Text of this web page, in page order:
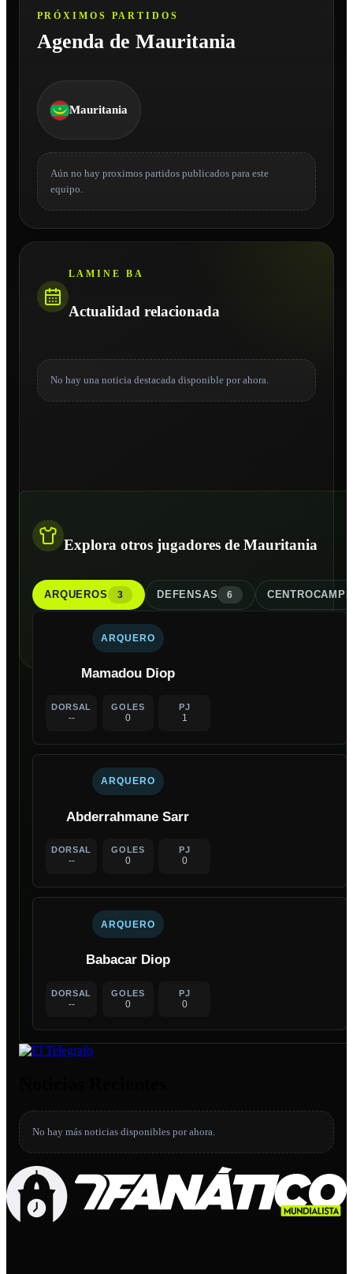
PRÓXIMOS PARTIDOS
Agenda de Mauritania
Mauritania
Aún no hay proximos partidos publicados para este
equipo.
LAMINE BA
Actualidad relacionada
No hay una noticia destacada disponible por ahora.
Explora otros jugadores de Mauritania
ARQUEROS 3 DEFENSAS 6
ARQUERO
Mamadou Diop
DORSAL
--
GOLES
0
PJ
1
ARQUERO
Abderrahmane Sarr
DORSAL
--
GOLES
0
PJ
0
ARQUERO
Babacar Diop
DORSAL
--
GOLES
0
PJ
0
No hay más noticias disponibles por ahora.